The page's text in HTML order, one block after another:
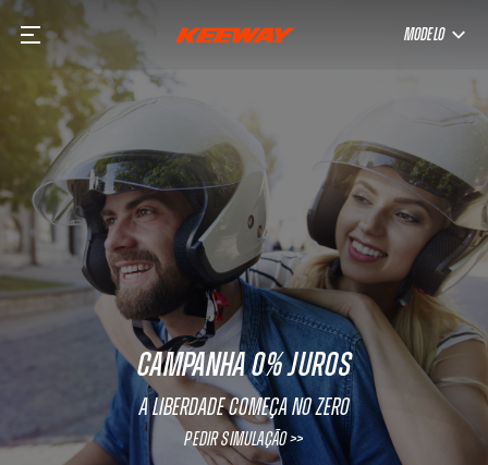
MODELO
CAMPANHA 0% JUROS
A Liberdade começa no Zero
PEDIR SIMULAÇÃO >>